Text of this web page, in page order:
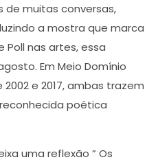
de muitas conversas,
a mostra que marca
nas artes, essa
Em Meio Domínio
e 2017, ambas trazem
poética
uma reflexão ” Os